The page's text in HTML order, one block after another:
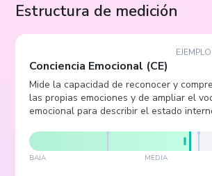
Estructura de medición
Conciencia Emocional (CE)
Mide la capacidad de reconocer y
las propias emociones y de ampliar el
emocional para describir el estado
BAJA MEDIA